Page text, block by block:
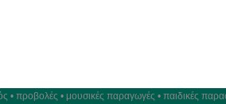
• προβολές • μουσικές παραγωγές • παιδικές